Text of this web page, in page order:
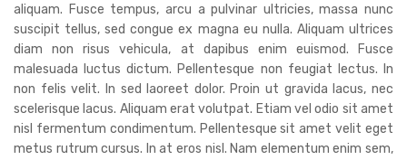
aliquam. Fusce tempus, arcu a pulvinar ultricies, massa nunc
suscipit tellus, sed congue ex magna eu nulla. Aliquam ultrices
diam non risus vehicula, at dapibus enim euismod. Fusce
malesuada luctus dictum. Pellentesque non feugiat lectus. In
non felis velit. In sed laoreet dolor. Proin ut gravida lacus, nec
scelerisque lacus. Aliquam erat volutpat. Etiam vel odio sit amet
nisl fermentum condimentum. Pellentesque sit amet velit eget
metus rutrum cursus. In at eros nisl. Nam elementum enim sem,